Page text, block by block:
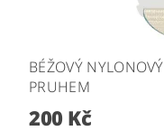
BÉŽOVÝ
PRUHEM
200 Kč